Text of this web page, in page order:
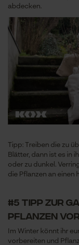
abdecken.
Tipp: Treiben die zu
Blätter, dann ist es in
oder zu dunkel.
die Pflanzen an einen
#5 Tipp zur
Pflanzen
Im Winter könnt ihr
vorbereiten und